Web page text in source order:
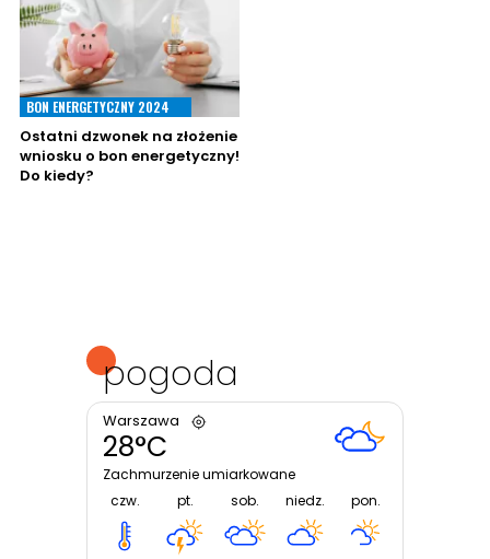
BON ENERGETYCZNY 2024
Ostatni dzwonek na złożenie
wniosku o bon energetyczny!
Do kiedy?
pogoda
Warszawa
28°C
Zachmurzenie umiarkowane
czw.
pt. sob. niedz. pon.